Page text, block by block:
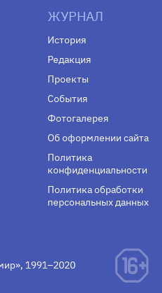
ЖУРНАЛ
История
Редакция
Проекты
События
Фотогалерея
Об оформлении сайта
Политика
конфиденциальности
Политика обработки
персональных данных
1991–2020